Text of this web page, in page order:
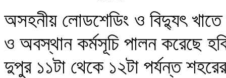
অসহনীয় লোডশেডিং ও বিদ্যুৎ খাতে
ও অবস্থান কর্মসূচি পালন করেছে
দুপুর ১১টা থেকে ১২টা পর্যন্ত